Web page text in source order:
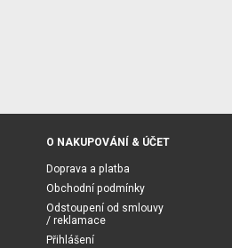
O NAKUPOVÁNÍ & ÚČET
Doprava a platba
Obchodní podmínky
Odstoupení od smlouvy
/ reklamace
Přihlášení